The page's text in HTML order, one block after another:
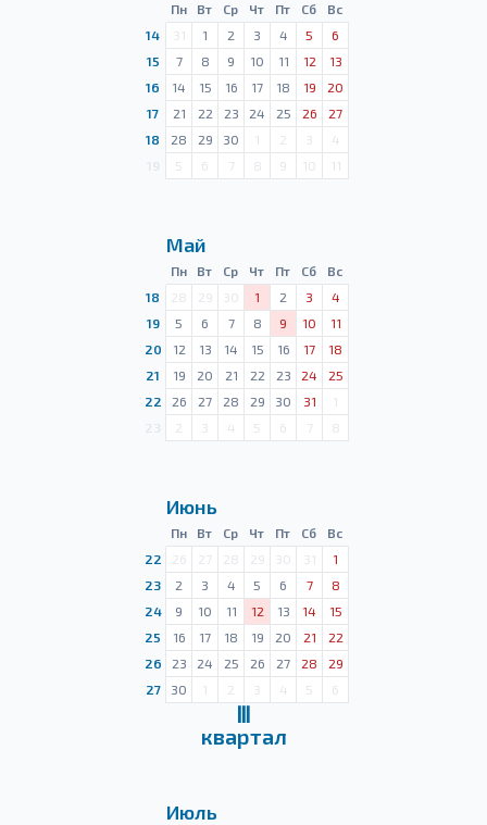
Пн Вт Ср Чт Пт Сб
Вс
14
31 1 2 3 4 5
6
15
7 8 9 10 11 12
13
16
14 15 16 17 18 19
20
17
21 22 23 24 25 26
27
18
28 29 30 1 2 3
4
5 6 7 8 9 10 11
Май
Пн Вт Ср Чт Пт Сб
Вс
18
28 29 30 1 2 3
4
19
5 6 7 8 9 10
11
20
12 13 14 15 16 17
18
21
19 20 21 22 23 24
25
22
26 27 28 29 30 31
1
2 3 4 5 6 7 8
Июнь
Пн Вт Ср Чт Пт Сб
Вс
22
26 27 28 29 30 31
1
23
2 3 4 5 6 7
8
24
9 10 11 12 13 14
15
25
16 17 18 19 20 21
22
26
23 24 25 26 27 28
29
27
30 1 2 3 4 5 6
Ⅲ
квартал
Июль